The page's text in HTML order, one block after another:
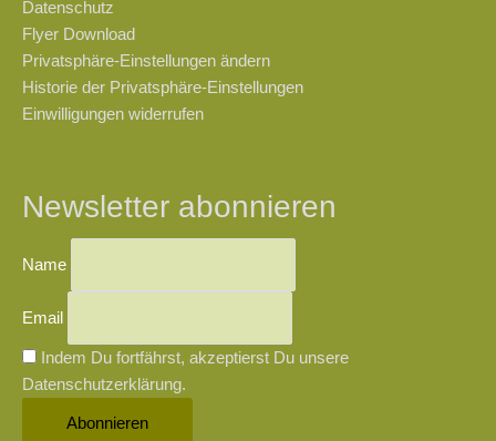
Datenschutz
Flyer Download
Privatsphäre-Einstellungen ändern
Historie der Privatsphäre-Einstellungen
Einwilligungen widerrufen
Newsletter abonnieren
Name
Email
Indem Du fortfährst, akzeptierst Du unsere
Datenschutzerklärung.